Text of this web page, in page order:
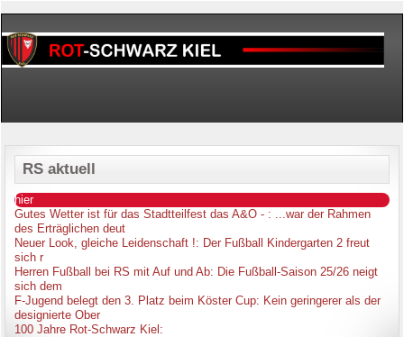
RS aktuell
hier
Gutes Wetter ist für das Stadtteilfest das A&O - : ...war der Rahmen
des Erträglichen deut
Neuer Look, gleiche Leidenschaft !: Der Fußball Kindergarten 2 freut
sich r
Herren Fußball bei RS mit Auf und Ab: Die Fußball-Saison 25/26 neigt
sich dem
F-Jugend belegt den 3. Platz beim Köster Cup: Kein geringerer als der
designierte Ober
100 Jahre Rot-Schwarz Kiel :